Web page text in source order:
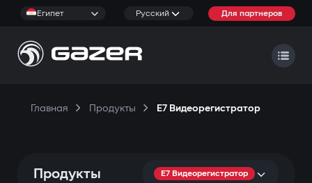
Египет Русский Для партнеров
Главная Продукты E7 Видеорегистратор
Продукты E7 Видеорегистратор